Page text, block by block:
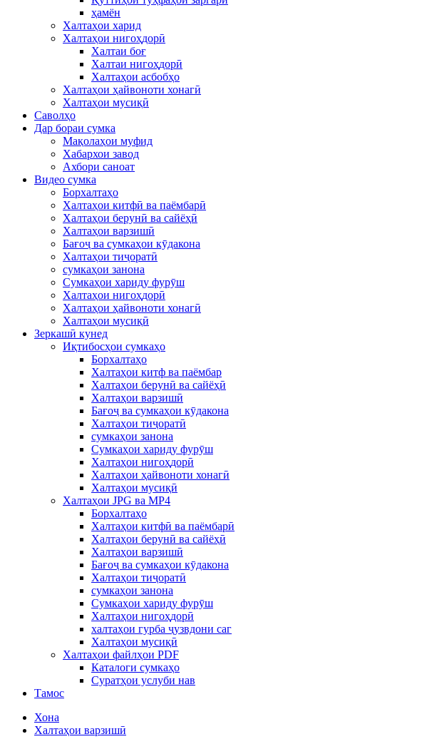
ҳамён
Халтаҳои харид
Халтаҳои нигоҳдорӣ
Халтаи боғ
Халтаи нигоҳдорӣ
Халтаҳои асбобҳо
Халтаҳои ҳайвоноти хонагӣ
Халтаҳои мусиқӣ
Саволҳо
Дар бораи сумка
Мақолаҳои муфид
Хабархои завод
Ахбори саноат
Видео сумка
Борхалтаҳо
Халтаҳои китфӣ ва паёмбарӣ
Халтаҳои берунӣ ва сайёҳӣ
Халтаҳои варзишӣ
Бағоҷ ва сумкаҳои кӯдакона
Халтаҳои тиҷоратӣ
сумкаҳои занона
Сумкаҳои хариду фурӯш
Халтаҳои нигоҳдорӣ
Халтаҳои ҳайвоноти хонагӣ
Халтаҳои мусиқӣ
Зеркашӣ кунед
Иқтибосҳои сумкаҳо
Борхалтаҳо
Халтаҳои китф ва паёмбар
Халтаҳои берунӣ ва сайёҳӣ
Халтаҳои варзишӣ
Бағоҷ ва сумкаҳои кӯдакона
Халтаҳои тиҷоратӣ
сумкаҳои занона
Сумкаҳои хариду фурӯш
Халтаҳои нигоҳдорӣ
Халтаҳои ҳайвоноти хонагӣ
Халтаҳои мусиқӣ
Халтаҳои JPG ва MP4
Борхалтаҳо
Халтаҳои китфӣ ва паёмбарӣ
Халтаҳои берунӣ ва сайёҳӣ
Халтаҳои варзишӣ
Бағоҷ ва сумкаҳои кӯдакона
Халтаҳои тиҷоратӣ
сумкаҳои занона
Сумкаҳои хариду фурӯш
Халтаҳои нигоҳдорӣ
халтаҳои гурба ҷузвдони саг
Халтаҳои мусиқӣ
Халтаҳои файлҳои PDF
Каталоги сумкаҳо
Суратҳои услуби нав
Тамос
Хона
Халтаҳои варзишӣ